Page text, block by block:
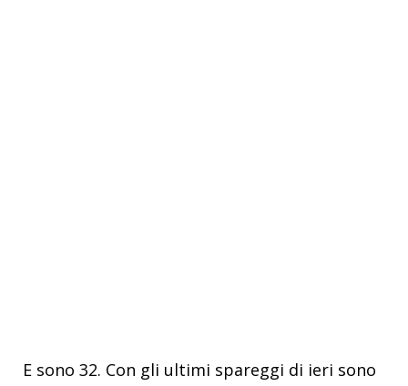
E sono 32. Con gli ultimi spareggi di ieri sono